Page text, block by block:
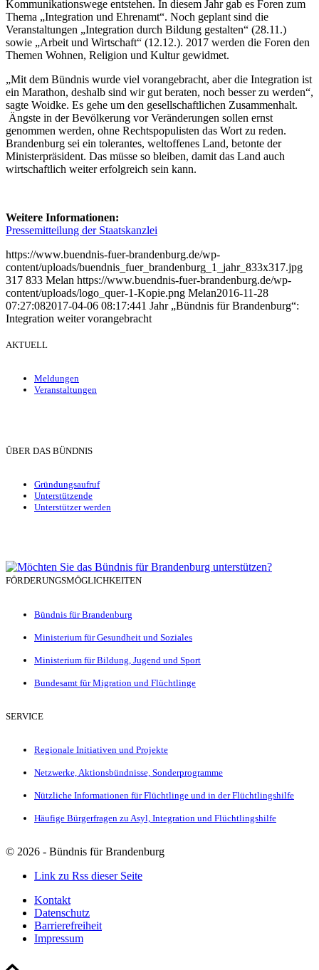
Kommunikationswege entstehen. In diesem Jahr gab es Foren zum
Thema „Integration und Ehrenamt“. Noch geplant sind die
Veranstaltungen „Integration durch Bildung gestalten“ (28.11.)
sowie „Arbeit und Wirtschaft“ (12.12.). 2017 werden die Foren den
Themen Wohnen, Religion und Kultur gewidmet.
„Mit dem Bündnis wurde viel vorangebracht, aber die Integration ist
ein Marathon, deshalb sind wir gut beraten, noch besser zu werden“,
sagte Woidke. Es gehe um den gesellschaftlichen Zusammenhalt.
Ängste in der Bevölkerung vor Veränderungen sollen ernst
genommen werden, ohne Rechtspopulisten das Wort zu reden.
Brandenburg sei ein tolerantes, weltoffenes Land, betonte der
Ministerpräsident. Das müsse so bleiben, damit das Land auch
wirtschaftlich weiter erfolgreich sein kann.
Weitere Informationen:
Pressemitteilung der Staatskanzlei
https://www.buendnis-fuer-brandenburg.de/wp-
content/uploads/buendnis_fuer_brandenburg_1_jahr_833x317.jpg
317 833 Melan https://www.buendnis-fuer-brandenburg.de/wp-
content/uploads/logo_quer-1-Kopie.png Melan2016-11-28
07:27:082017-04-06 08:17:441 Jahr „Bündnis für Brandenburg“:
Integration weiter vorangebracht
AKTUELL
Meldungen
Veranstaltungen
ÜBER DAS BÜNDNIS
Gründungsaufruf
Unterstützende
Unterstützer werden
FÖRDERUNGSMÖGLICHKEITEN
Bündnis für Brandenburg
Ministerium für Gesundheit und Soziales
Ministerium für Bildung, Jugend und Sport
Bundesamt für Migration und Flüchtlinge
SERVICE
Regionale Initiativen und Projekte
Netzwerke, Aktionsbündnisse, Sonderprogramme
Nützliche Informationen für Flüchtlinge und in der Flüchtlingshilfe
Häufige Bürgerfragen zu Asyl, Integration und Flüchtlingshilfe
© 2026 - Bündnis für Brandenburg
Link zu Rss dieser Seite
Kontakt
Datenschutz
Barrierefreiheit
Impressum